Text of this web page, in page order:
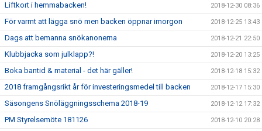
Liftkort i hemmabacken! 2018-12-30 08:36
För varmt att lägga snö men backen öppnar imorgon 2018-12-25 13:43
Dags att bemanna snökanonerna 2018-12-21 22:50
Klubbjacka som julklapp?! 2018-12-20 13:25
Boka bantid & material - det här gäller! 2018-12-18 15:32
2018 framgångsrikt år för investeringsmedel till backen 2018-12-17 15:30
Säsongens Snöläggningsschema 2018-19 2018-12-12 17:32
PM Styrelsemöte 181126 2018-12-10 20:28